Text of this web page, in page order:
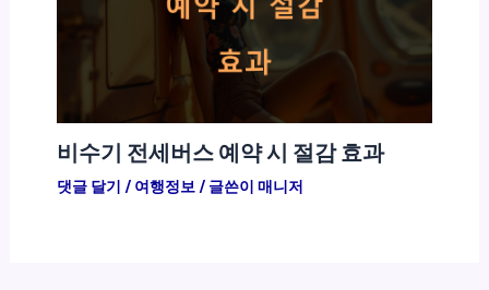
비수기 전세버스 예약 시 절감 효과
댓글 달기 / 여행정보/ 글쓴이 매니저